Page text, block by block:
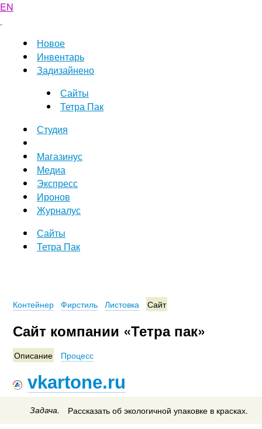
EN
Новое
Инвентарь
Задизайнено
Сайты
Тетра Пак
Студия
Магазинус
Медиа
Экспресс
Иронов
Журналус
Сайты
Тетра Пак
Контейнер Фирстиль Листовка Сайт
Сайт компании «Тетра пак»
Описание Процесс
vkartone.ru
Задача. Рассказать об экологичной упаковке в красках.